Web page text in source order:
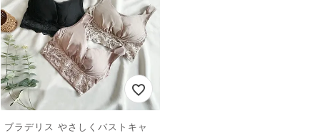
ブラデリス やさしくバストキャ